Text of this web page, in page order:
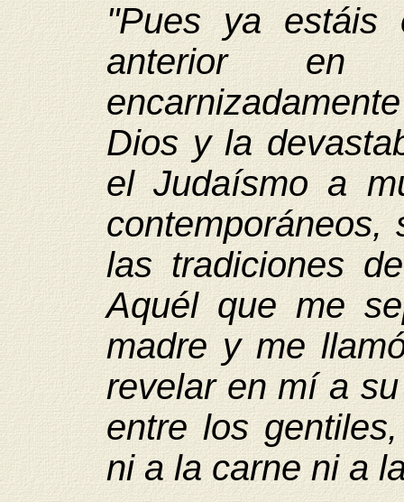
"Pues ya estáis
anterior en
Dios y la
el Judaísmo a
las tradiciones
Aquél que me
madre y me
revelar en mí a
entre los
ni a la carne ni a